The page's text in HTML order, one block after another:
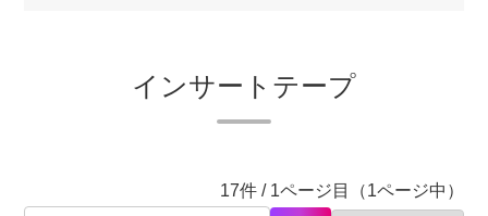
メーカー
限定商品
インサートテープ
17件 / 1ページ目（1ページ中）